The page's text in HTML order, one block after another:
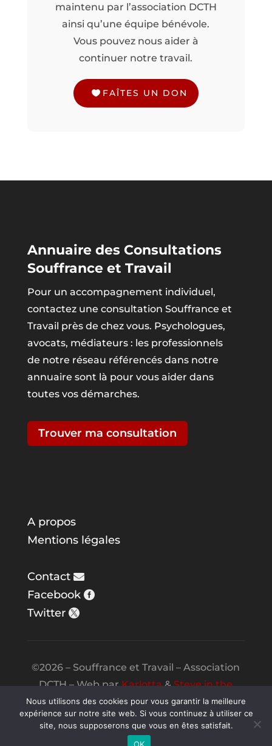
maintenu par l’association DCTH
ainsi qu’une équipe bénévole.
Vous pouvez nous aider à
continuer notre travail.
FAÎTES UN DON
Annuaire des Consultations
Souffrance et Travail
Pour un accompagnement individuel,
contactez une consultation Souffrance et
Travail près de chez vous. Psychologues,
avocats, médiateurs : les professionnels
de notre réseau référencés dans notre
annuaire sont là pour vous aider dans
toutes vos démarches.
Trouver ma consultation
A propos
Mentions légales
Contact
Facebook
Twitter
©2026 – Souffrance et Travail – Association
DCTH – Web parKarlotta&Steve in the
Night
Nous utilisons des cookies pour vous garantir la meilleure
expérience sur notre site web. Si vous continuez à utiliser ce
site, nous supposerons que vous en êtes satisfait.
OK